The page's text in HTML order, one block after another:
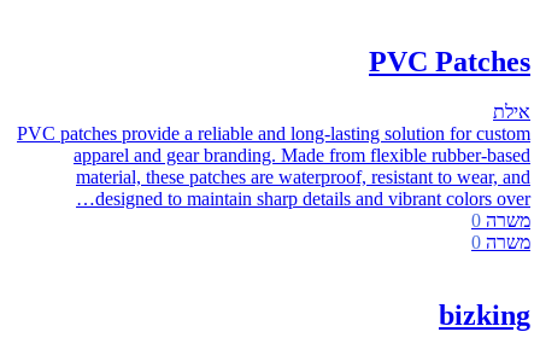
PVC Patches
אילת
PVC patches provide a reliable and long-lasting solution for custom
apparel and gear branding. Made from flexible rubber-based
material, these patches are waterproof, resistant to wear, and
designed to maintain sharp details and vibrant colors over…
משרה0
משרה0
bizking